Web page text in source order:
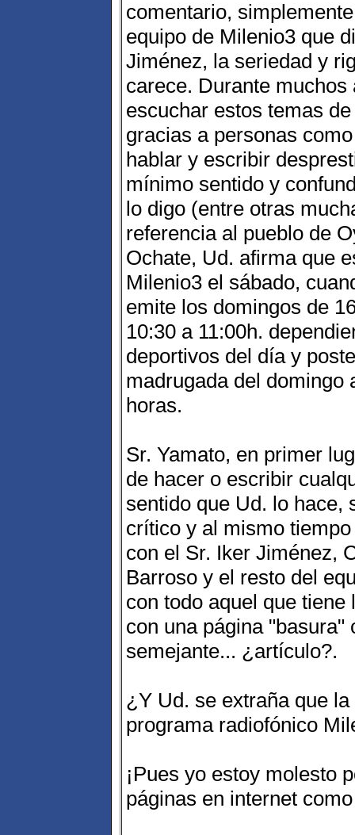
comentario,
equipo de Milenio3 que
Jiménez, la seriedad y
carece. Durante
escuchar estos temas
gracias a personas
hablar y escribir
mínimo sentido y
lo digo (entre otras
referencia al pueblo de
Ochate, Ud. afirma que
Milenio3 el sábado,
emite los domingos de
10:30 a 11:00h.
deportivos del día y
madrugada del domingo
horas.
Sr. Yamato, en primer
de hacer o escribir
sentido que Ud. lo hace,
crítico y al mismo
con el Sr. Iker Jiménez,
Barroso y el resto del
con todo aquel que
con una página "basura"
semejante... ¿artículo?.
¿Y Ud. se extraña que
programa radiofónico
¡Pues yo estoy molesto
páginas en internet